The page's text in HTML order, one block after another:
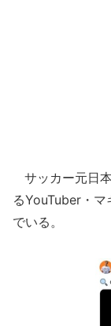
サッカー元日
るYouTuber・
でいる。